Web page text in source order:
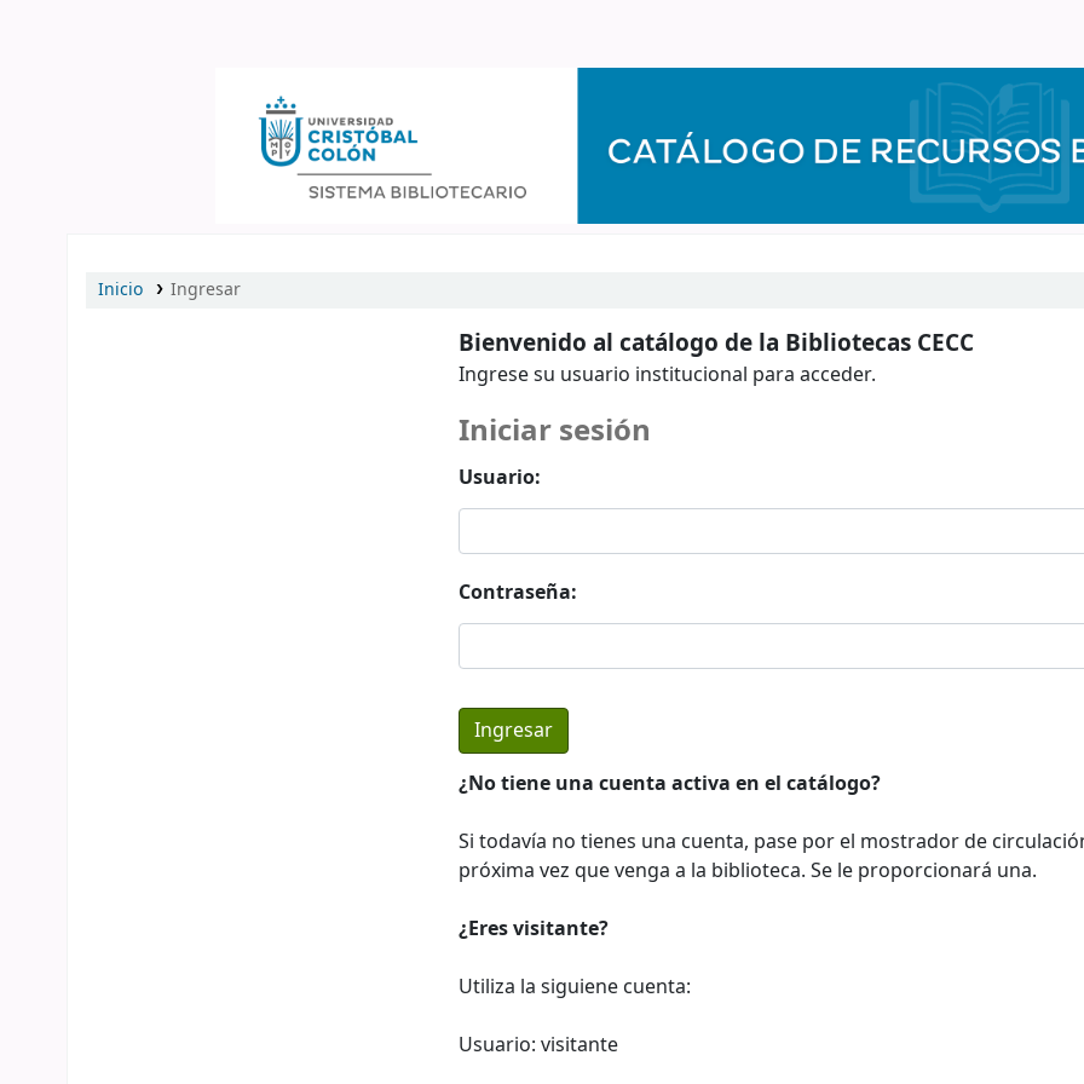
Inicio Ingresar
Bienvenido al catálogo de la Bibliotecas CECC
Ingrese su usuario institucional para acceder.
Iniciar sesión
Usuario:
Contraseña:
¿No tiene una cuenta activa en el catálogo?
Si todavía no tienes una cuenta, pase por el mostrador de
próxima vez que venga a la biblioteca. Se le proporcionará una.
¿Eres visitante?
Utiliza la siguiene cuenta:
Usuario: visitante